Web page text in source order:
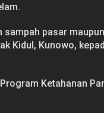
pasar
Kidul, Kunowo,
Ketahanan